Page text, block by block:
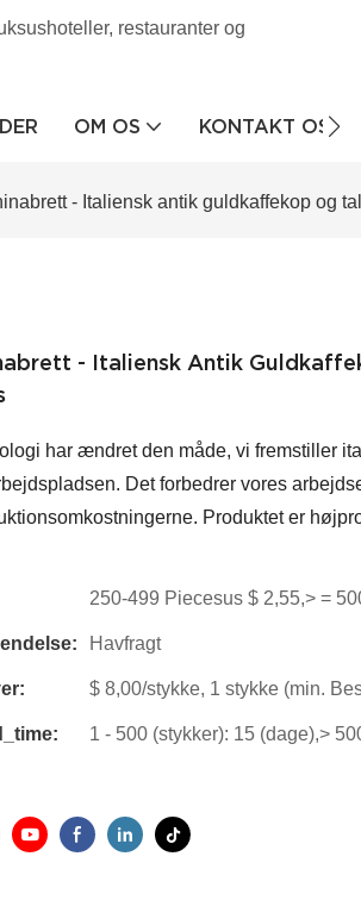
restauranter og
OM OS KONTAKT OS
- Italiensk antik guldkaffekop og
- Italiensk Antik
har ændret den måde, vi fremstiller
Det forbedrer vores
Produktet er
250-499 Piecesus $ 2,55,> =
Havfragt
$ 8,00/stykke, 1 stykke (min.
1 - 500 (stykker): 15 (dage),>